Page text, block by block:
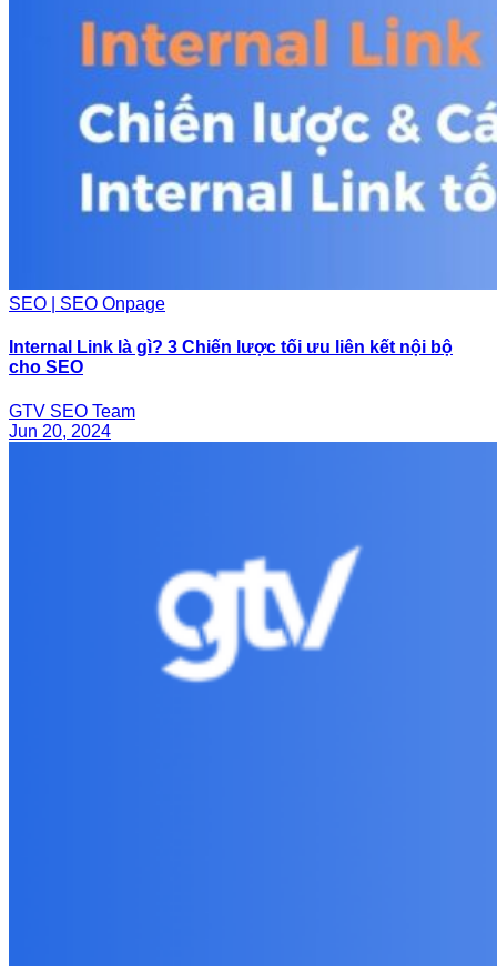
SEO | SEO Onpage
Internal Link là gì? 3 Chiến lược tối ưu liên kết nội bộ
cho SEO
GTV SEO Team
Jun 20, 2024